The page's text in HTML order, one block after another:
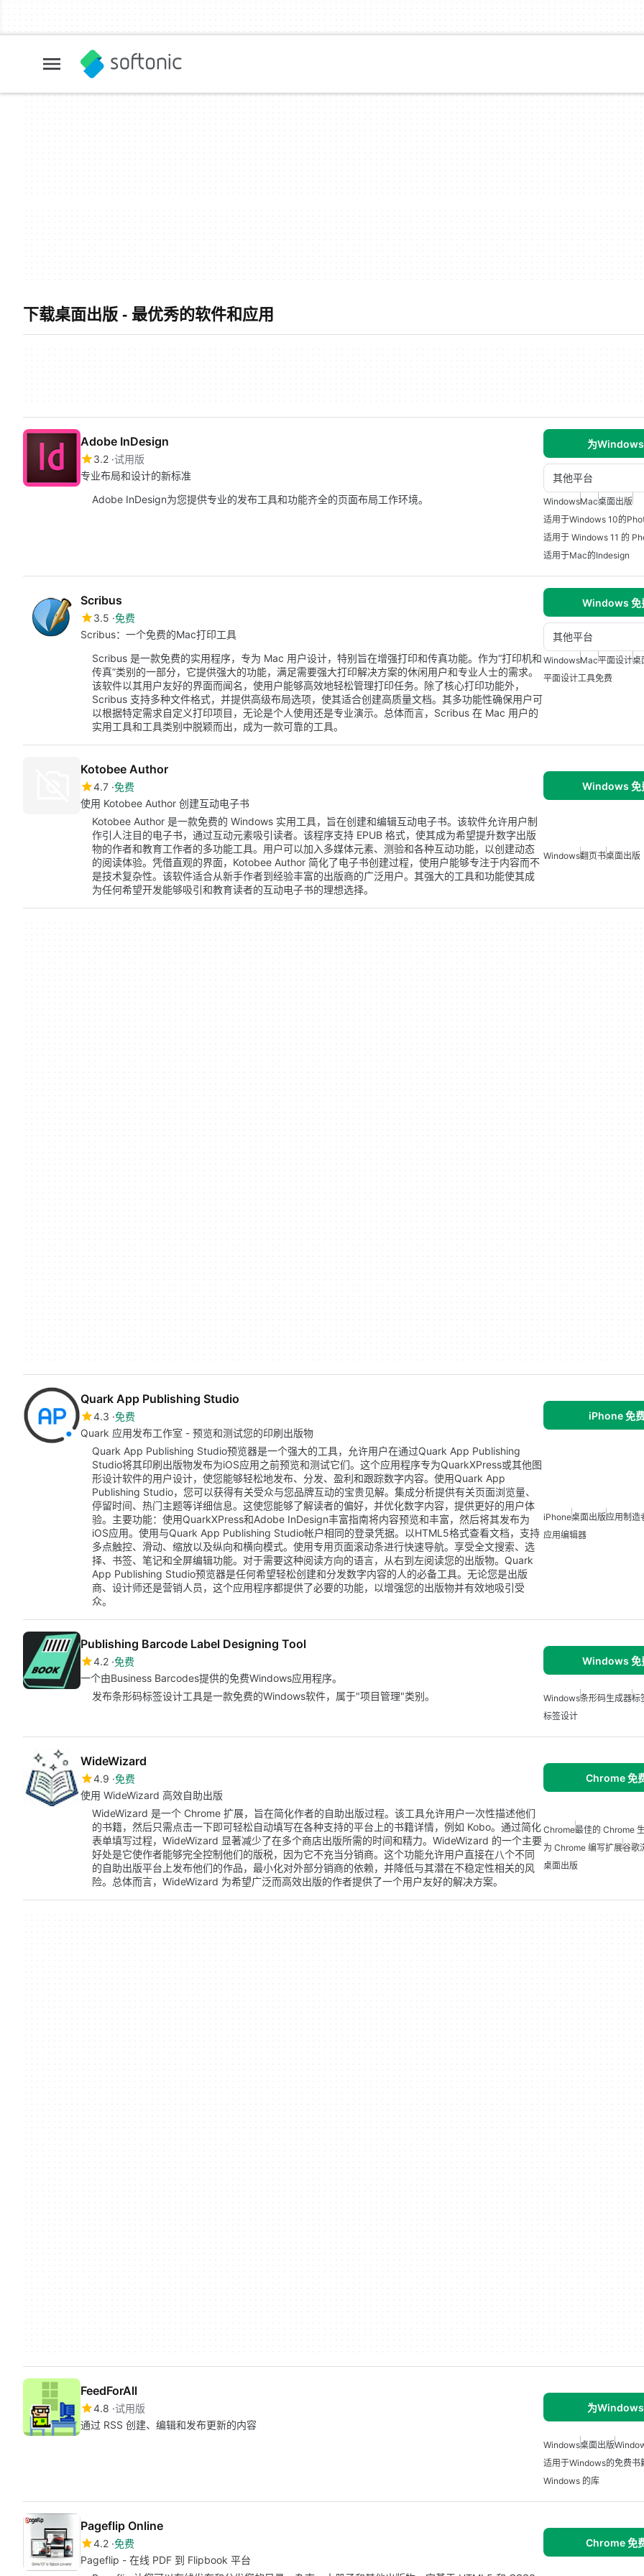
下载桌面出版 - 最优秀的软件和应用
Adobe InDesign
3.2 试用版
专业布局和设计的新标准
为
其他平台
Adobe InDesign为您提供专业的发布工具和功能齐全的页面布局工作环境。
WindowsMac桌面出版
适用于Windows 10的
适用于 Windows 11 的
适用于Mac的Indesign
Scribus
3.5 免费
Scribus：一个免费的Mac打印工具
Windows 免
其他平台
Scribus 是一款免费的实用程序，专为 Mac 用户设计，特别旨在增强打印和传真功能。作为“打印机和
传真”类别的一部分，它提供强大的功能，满足需要强大打印解决方案的休闲用户和专业人士的需求。
该软件以其用户友好的界面而闻名，使用户能够高效地轻松管理打印任务。除了核心打印功能外，
Scribus 支持多种文件格式，并提供高级布局选项，使其适合创建高质量文档。其多功能性确保用户可
以根据特定需求自定义打印项目，无论是个人使用还是专业演示。总体而言，Scribus 在 Mac 用户的
实用工具和工具类别中脱颖而出，成为一款可靠的工具。
WindowsMac平面设计桌
平面设计工具免费
Kotobee Author
4.7 免费
使用 Kotobee Author 创建互动电子书
Windows 免
Kotobee Author 是一款免费的 Windows 实用工具，旨在创建和编辑互动电子书。该软件允许用户制
作引人注目的电子书，通过互动元素吸引读者。该程序支持 EPUB 格式，使其成为希望提升数字出版
物的作者和教育工作者的多功能工具。用户可以加入多媒体元素、测验和各种互动功能，以创建动态
的阅读体验。凭借直观的界面，Kotobee Author 简化了电子书创建过程，使用户能够专注于内容而不
是技术复杂性。该软件适合从新手作者到经验丰富的出版商的广泛用户。其强大的工具和功能使其成
为任何希望开发能够吸引和教育读者的互动电子书的理想选择。
Windows翻页书桌面出版
Quark App Publishing Studio
4.3 免费
Quark 应用发布工作室 - 预览和测试您的印刷出版物
iPhone 免
Quark App Publishing Studio预览器是一个强大的工具，允许用户在通过Quark App Publishing
Studio将其印刷出版物发布为iOS应用之前预览和测试它们。这个应用程序专为QuarkXPress或其他图
形设计软件的用户设计，使您能够轻松地发布、分发、盈利和跟踪数字内容。使用Quark App
Publishing Studio，您可以获得有关受众与您品牌互动的宝贵见解。集成分析提供有关页面浏览量、
停留时间、热门主题等详细信息。这使您能够了解读者的偏好，并优化数字内容，提供更好的用户体
验。主要功能：使用QuarkXPress和Adobe InDesign丰富指南将内容预览和丰富，然后将其发布为
iOS应用。使用与Quark App Publishing Studio帐户相同的登录凭据。以HTML5格式查看文档，支持
多点触控、滑动、缩放以及纵向和横向模式。使用专用页面滚动条进行快速导航。享受全文搜索、选
择、书签、笔记和全屏编辑功能。对于需要这种阅读方向的语言，从右到左阅读您的出版物。Quark
App Publishing Studio预览器是任何希望轻松创建和分发数字内容的人的必备工具。无论您是出版
商、设计师还是营销人员，这个应用程序都提供了必要的功能，以增强您的出版物并有效地吸引受
众。
iPhone桌面出版应用制造
应用编辑器
Publishing Barcode Label Designing Tool
4.2 免费
一个由Business Barcodes提供的免费Windows应用程序。
Windows 免
发布条形码标签设计工具是一款免费的Windows软件，属于"项目管理"类别。 Windows条形码生成器标
标签设计
WideWizard
4.9 免费
使用 WideWizard 高效自助出版
Chrome 免
WideWizard 是一个 Chrome 扩展，旨在简化作者的自助出版过程。该工具允许用户一次性描述他们
的书籍，然后只需点击一下即可轻松自动填写在各种支持的平台上的书籍详情，例如 Kobo。通过简化
表单填写过程，WideWizard 显著减少了在多个商店出版所需的时间和精力。WideWizard 的一个主要
好处是它使作者能够完全控制他们的版税，因为它不充当分销商。这个功能允许用户直接在八个不同
的自助出版平台上发布他们的作品，最小化对外部分销商的依赖，并降低与其潜在不稳定性相关的风
险。总体而言，WideWizard 为希望广泛而高效出版的作者提供了一个用户友好的解决方案。
Chrome最佳的 Chrome
为 Chrome 编写扩展谷歌
桌面出版
FeedForAll
4.8 试用版
通过 RSS 创建、编辑和发布更新的内容
为
Windows桌面出版
适用于Windows的免费书
Windows 的库
Pageflip Online
4.2 免费
Pageflip - 在线 PDF 到 Flipbook 平台
Chrome 免